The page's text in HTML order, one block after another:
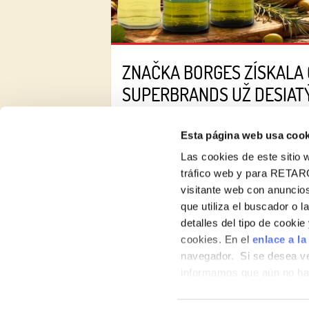
Esta página web usa
Las cookies de este sitio
tráfico web y para
visitante web con
que utiliza el buscador o
detalles del tipo de
cookies. En el enlace a
navegador. Si se desea
informamos que aún no
ZNAČKA BORGES ZÍSKALA
SUPERBRANDS UŽ